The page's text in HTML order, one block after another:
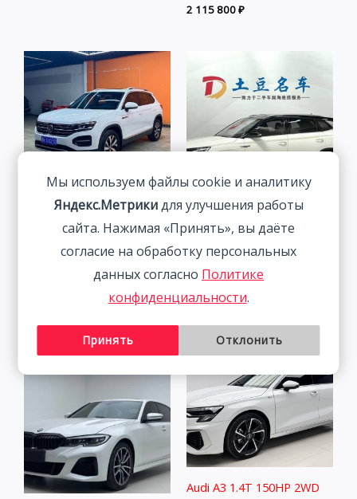
2 115 800₽
Volkswagen Tanyue 280TSI
Connection Edition 1.4T
150HP 2WD 2022
Skoda Kamiq 1.5L 112HP
2WD 2022
1 877 800
Audi A3 1.4T 150HP 2WD
Мы используем файлы cookie и аналитику
Яндекс.Метрикидля улучшения работы
сайта. Нажимая «Принять», вы даёте
согласие на обработку персональных
данных согласно Политике
конфиденциальности.
Принять Отклонить